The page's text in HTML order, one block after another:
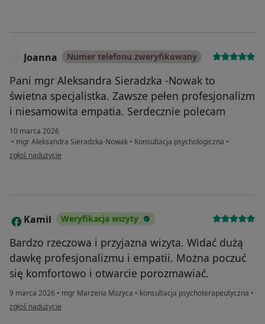
Joanna Numer telefonu zweryfikowany
Pani mgr Aleksandra Sieradzka -Nowak to
świetna specjalistka. Zawsze pełen profesjonalizm
i niesamowita empatia. Serdecznie polecam
10 marca 2026
• mgr Aleksandra Sieradzka-Nowak • Konsultacja psychologiczna •
w opinii użytkownika Joanna
zgłoś nadużycie
K Kamil Weryfikacja wizyty
Bardzo rzeczowa i przyjazna wizyta. Widać dużą
dawkę profesjonalizmu i empatii. Można poczuć
się komfortowo i otwarcie porozmawiać.
9 marca 2026 • mgr Marzena Mszyca • konsultacja psychoterapeutyczna •
w opinii użytkownika Kamil
zgłoś nadużycie